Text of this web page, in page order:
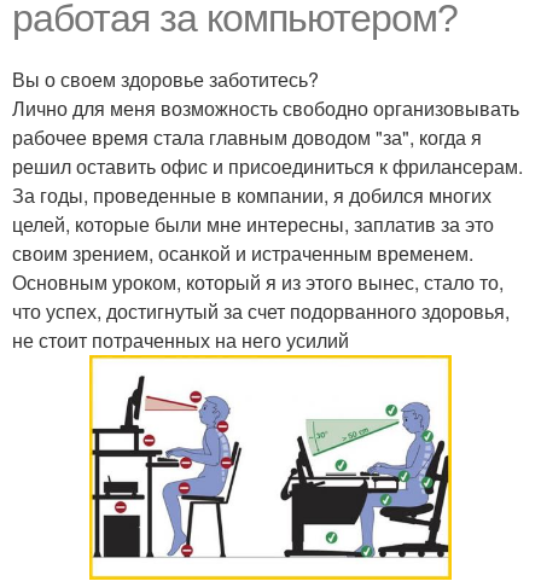
работая за компьютером?
Вы о своем здоровье заботитесь?
Лично для меня возможность свободно организовывать
рабочее время стала главным доводом "за", когда я
решил оставить офис и присоединиться к фрилансерам.
За годы, проведенные в компании, я добился многих
целей, которые были мне интересны, заплатив за это
своим зрением, осанкой и истраченным временем.
Основным уроком, который я из этого вынес, стало то,
что успех, достигнутый за счет подорванного здоровья,
не стоит потраченных на него усилий